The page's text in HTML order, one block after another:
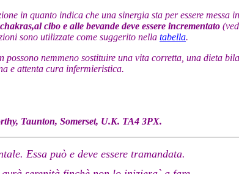
in quanto indica che una sinergia sta per essere messa
cibo e alle bevande deve essere incrementato
sono utilizzate come suggerito nella tabella.
nemmeno sostituire una vita corretta, una dieta
e attenta cura infermieristica.
Taunton, Somerset, U.K. TA4 3PX.
Essa può e deve essere tramandata.